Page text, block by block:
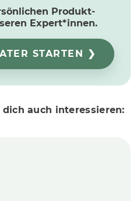
Produkt-
Expert*innen.
STARTEN ❯
auch interessieren: